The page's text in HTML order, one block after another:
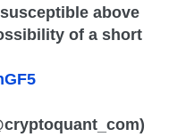
above
of a short